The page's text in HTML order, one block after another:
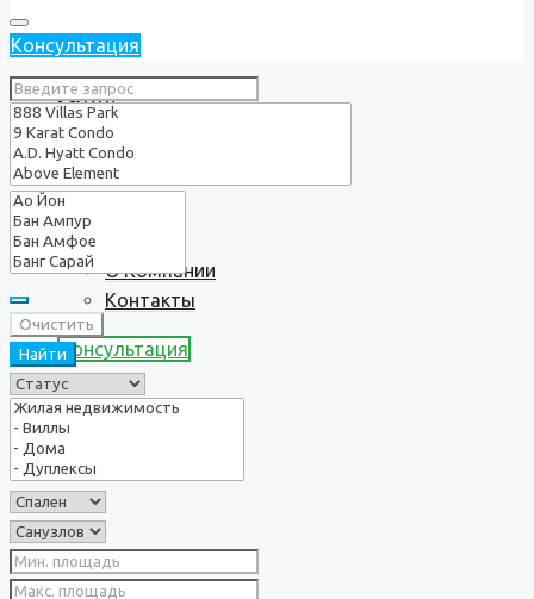
Услуги
О нас
О Компании
Контакты
Консультация
Консультация
Очистить
Найти